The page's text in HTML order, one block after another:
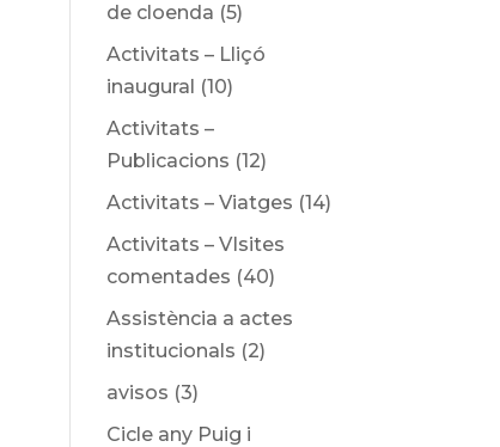
de cloenda (5)
Activitats – Lliçó
inaugural (10)
Activitats –
Publicacions (12)
Activitats – Viatges (14)
Activitats – VIsites
comentades (40)
Assistència a actes
institucionals (2)
avisos (3)
Cicle any Puig i